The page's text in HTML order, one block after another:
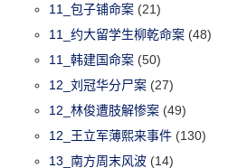
11_包子铺命案 (21)
11_约大留学生柳乾命案 (48)
11_韩建国命案 (50)
12_刘冠华分尸案 (27)
12_林俊遭肢解惨案 (49)
12_王立军薄熙来事件 (130)
13_南方周末风波 (14)